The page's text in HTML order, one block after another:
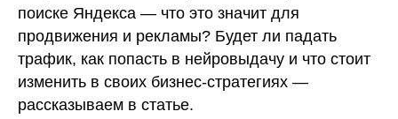
поиске Яндекса — что это значит для
продвижения и рекламы? Будет ли падать
трафик, как попасть в нейровыдачу и что стоит
изменить в своих бизнес-стратегиях —
рассказываем в статье.